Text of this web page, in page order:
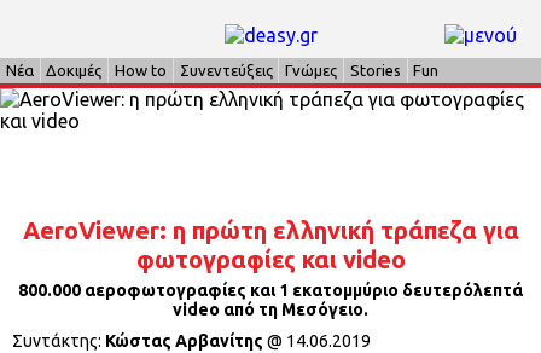
Νέα Δοκιμές How to Συνεντεύξεις Γνώμες Stories Fun
AeroViewer: η πρώτη ελληνική τράπεζα για
φωτογραφίες και video
800.000 αεροφωτογραφίες και 1 εκατομμύριο δευτερόλεπτά
video από τη Μεσόγειο.
Συντάκτης: Κώστας Αρβανίτης @ 14.06.2019